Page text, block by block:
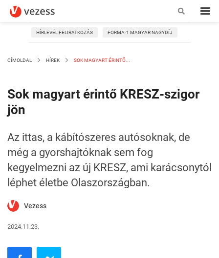
HÍRLEVÉL FELIRATKOZÁS FORMA-1 MAGYAR NAGYDÍJ
CÍMOLDAL HÍREK SOK MAGYART ÉRINTŐ...
Sok magyart érintő KRESZ-szigor
jön
Az ittas, a kábítószeres autósoknak, de
még a gyorshajtóknak sem fog
kegyelmezni az új KRESZ, ami karácsonytól
léphet életbe Olaszországban.
Vezess
2024.11.23.